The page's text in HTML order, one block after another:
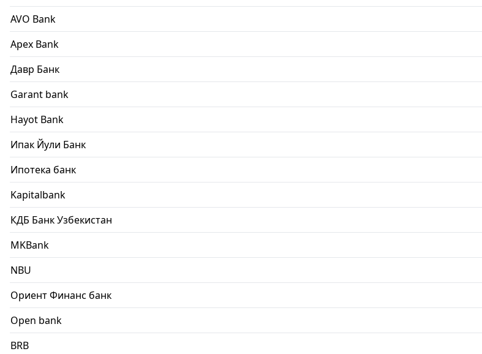
AVO Bank
Apex Bank
Давр Банк
Garant bank
Hayot Bank
Ипак Йули Банк
Ипотека банк
Kapitalbank
КДБ Банк Узбекистан
MKBank
NBU
Ориент Финанс банк
Open bank
BRB